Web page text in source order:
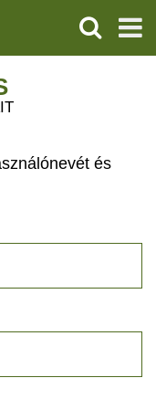
KERESÉS
és